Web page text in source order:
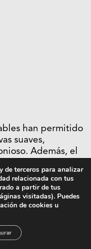
han permitido
suaves,
Además, el
al conjunto.
que el nuevo
de nuestra
el dulce de
logrado con la
con lo que
de terceros para analizar
relacionada con tus
a partir de tus
visitadas). Puedes
de cookies u